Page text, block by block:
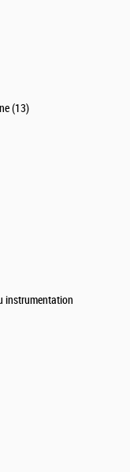
(13)
instrumentation